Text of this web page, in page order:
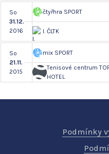
So
31.12.
2016
čtyřhra SPORT
I. ČLTK
So
21.11.
2015
mix SPORT
Tenisové centrum
HOTEL
Podmínky